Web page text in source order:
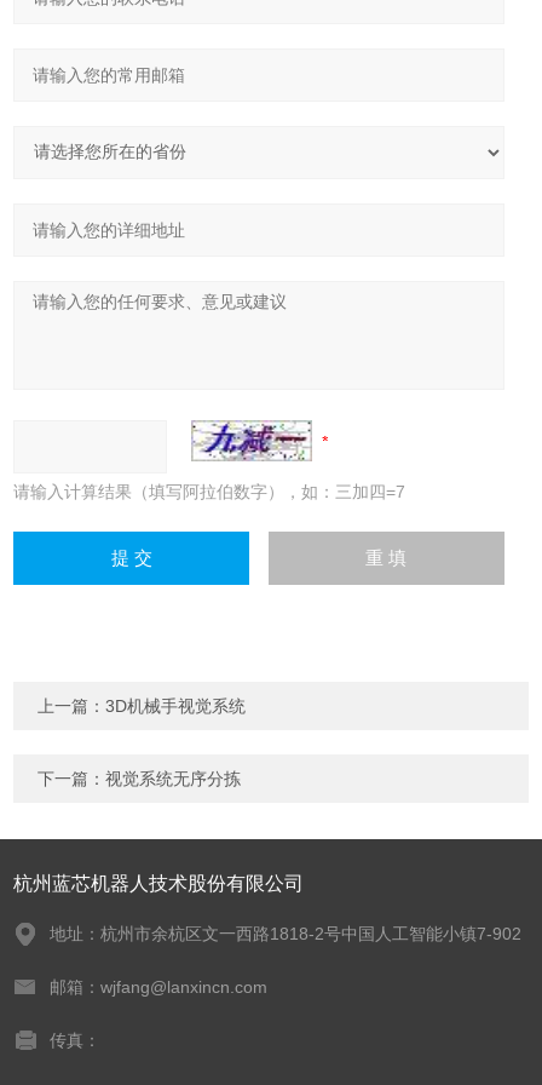
请输入计算结果（填写阿拉伯数字），如：三加四=7
上一篇：3D机械手视觉系统
下一篇：视觉系统无序分拣
杭州蓝芯机器人技术股份有限公司
地址：杭州市余杭区文一西路1818-2号中国人工智能小镇7-902
邮箱：wjfang@lanxincn.com
传真：